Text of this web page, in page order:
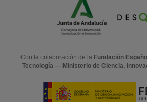
Con la colaboración de la Fundación
Tecnología — Ministerio de Ciencia,